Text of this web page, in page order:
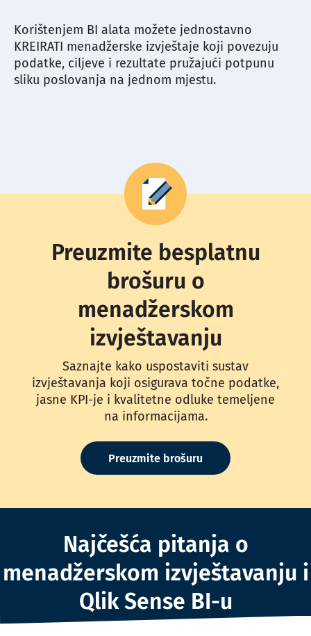
Korištenjem BI alata možete jednostavno
KREIRATI menadžerske izvještaje koji povezuju
podatke, ciljeve i rezultate pružajući potpunu
sliku poslovanja na jednom mjestu.
Preuzmite besplatnu
brošuru o
menadžerskom
izvještavanju
Saznajte kako uspostaviti sustav
izvještavanja koji osigurava točne podatke,
jasne KPI-je i kvalitetne odluke temeljene
na informacijama.
Preuzmite brošuru
Najčešća pitanja o
menadžerskom izvještavanju i
Qlik Sense BI-u